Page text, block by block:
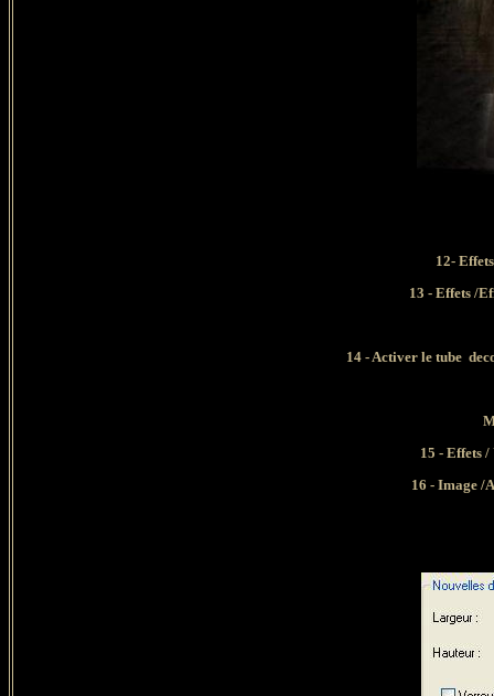
12-
13 - Effets /
14 - Activer le tube
15 - Effets
16 - Image /